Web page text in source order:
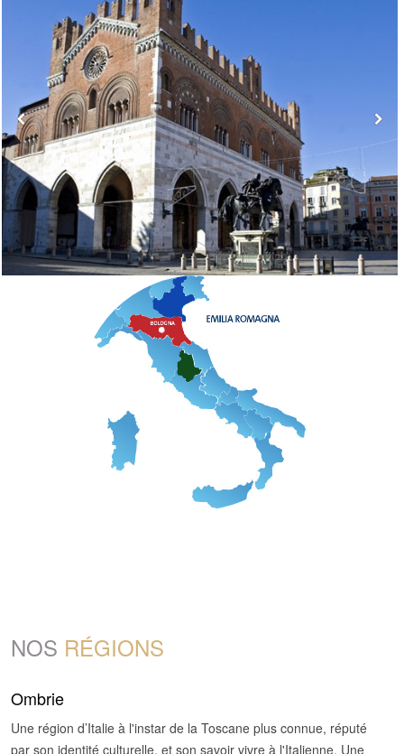
NOS RÉGIONS
Ombrie
Une région d’Italie à l'instar de la Toscane plus connue, réputé
par son identité culturelle, et son savoir vivre à l'Italienne. Une